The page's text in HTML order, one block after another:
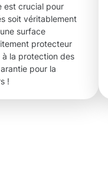
est crucial pour
soit véritablement
surface
protecteur
à la protection des
pour la
!